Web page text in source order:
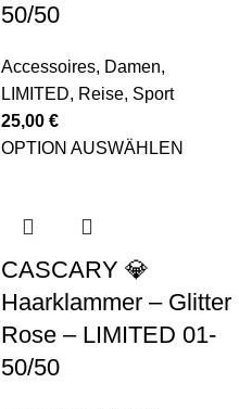
50/50
Accessoires, Damen,
LIMITED, Reise, Sport
25,00 €
OPTION AUSWÄHLEN
CASCARY 💎
Haarklammer – Glitter
Rose – LIMITED 01-
50/50